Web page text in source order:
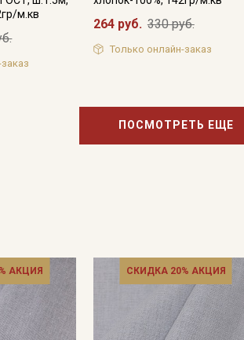
м.кв
264 руб. 330 руб.
Только онлайн-заказ
ПОСМОТРЕТЬ ЕЩЕ
АКЦИЯ СКИДКА 20% АКЦИЯ